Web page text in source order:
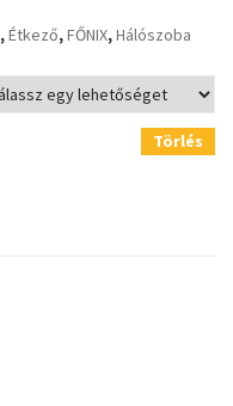
,Étkező,FŐNIX,Hálószoba
Törlés